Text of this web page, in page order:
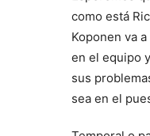
como está
Koponen va
en el equipo
sus
sea en el